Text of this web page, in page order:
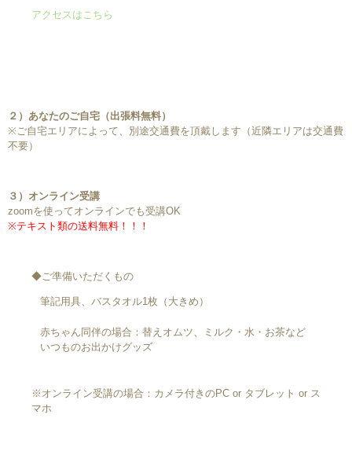
アクセスはこちら
２）あなたのご自宅（出張料無料）
※ご自宅エリアによって、別途交通費を頂戴します（近隣エリアは交通費
不要）
３）オンライン受講
zoomを使ってオンラインでも受講OK
※テキスト類の送料無料！！！
◆ご準備いただくもの
筆記用具、バスタオル1枚（大きめ）
赤ちゃん同伴の場合：替えオムツ、ミルク・水・お茶など
いつものお出かけグッズ
※オンライン受講の場合：カメラ付きのPC or タブレット or ス
マホ